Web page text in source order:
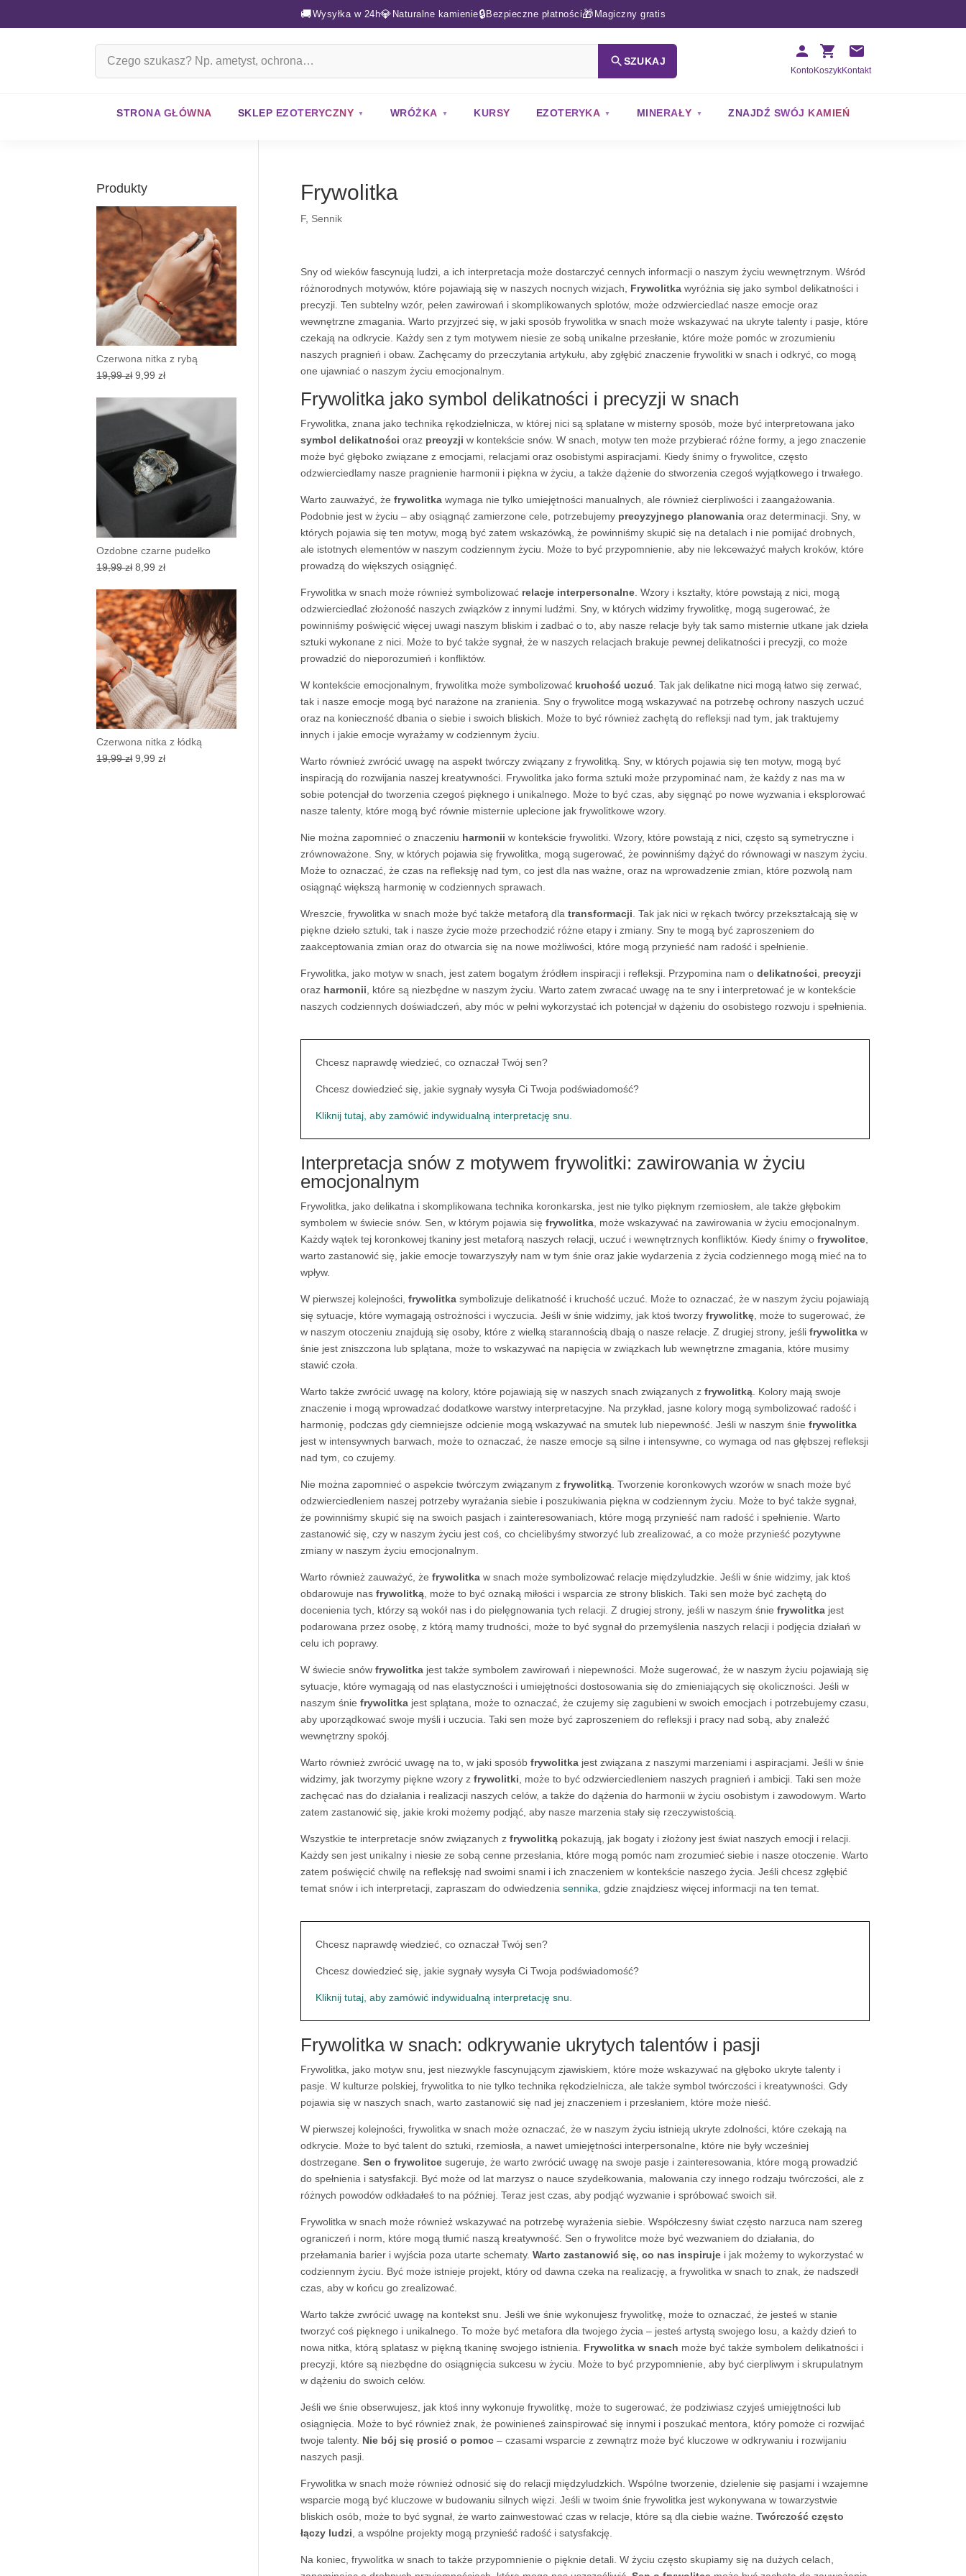
🚚Wysyłka w 24h💎 Naturalne kamienie🔒 Bezpieczne płatności🎁 Magiczny gratis
SZUKAJ
KontoKoszykKontakt
STRONA GŁÓWNA SKLEP EZOTERYCZNY WRÓŻKA KURSY EZOTERYKA MINERAŁY ZNAJDŹ SWÓJ KAMIEŃ
Frywolitka
F, Sennik
Sny od wieków fascynują ludzi, a ich interpretacja może dostarczyć cennych informacji o naszym życiu wewnętrznym. Wśród
różnorodnych motywów, które pojawiają się w naszych nocnych wizjach, Frywolitkawyróżnia się jako symbol delikatności i
precyzji. Ten subtelny wzór, pełen zawirowań i skomplikowanych splotów, może odzwierciedlać nasze emocje oraz
wewnętrzne zmagania. Warto przyjrzeć się, w jaki sposób frywolitka w snach może wskazywać na ukryte talenty i pasje, które
czekają na odkrycie. Każdy sen z tym motywem niesie ze sobą unikalne przesłanie, które może pomóc w zrozumieniu
naszych pragnień i obaw. Zachęcamy do przeczytania artykułu, aby zgłębić znaczenie frywolitki w snach i odkryć, co mogą
one ujawniać o naszym życiu emocjonalnym.
Frywolitka jako symbol delikatności i precyzji w snach
Frywolitka, znana jako technika rękodzielnicza, w której nici są splatane w misterny sposób, może być interpretowana jako
symbol delikatności oraz precyzji w kontekście snów. W snach, motyw ten może przybierać różne formy, a jego znaczenie
może być głęboko związane z emocjami, relacjami oraz osobistymi aspiracjami. Kiedy śnimy o frywolitce, często
odzwierciedlamy nasze pragnienie harmonii i piękna w życiu, a także dążenie do stworzenia czegoś wyjątkowego i trwałego.
Warto zauważyć, że frywolitkawymaga nie tylko umiejętności manualnych, ale również cierpliwości i zaangażowania.
Podobnie jest w życiu – aby osiągnąć zamierzone cele, potrzebujemy precyzyjnego planowaniaoraz determinacji. Sny, w
których pojawia się ten motyw, mogą być zatem wskazówką, że powinniśmy skupić się na detalach i nie pomijać drobnych,
ale istotnych elementów w naszym codziennym życiu. Może to być przypomnienie, aby nie lekceważyć małych kroków, które
prowadzą do większych osiągnięć.
Frywolitka w snach może również symbolizować relacje interpersonalne. Wzory i kształty, które powstają z nici, mogą
odzwierciedlać złożoność naszych związków z innymi ludźmi. Sny, w których widzimy frywolitkę, mogą sugerować, że
powinniśmy poświęcić więcej uwagi naszym bliskim i zadbać o to, aby nasze relacje były tak samo misternie utkane jak dzieła
sztuki wykonane z nici. Może to być także sygnał, że w naszych relacjach brakuje pewnej delikatności i precyzji, co może
prowadzić do nieporozumień i konfliktów.
W kontekście emocjonalnym, frywolitka może symbolizować kruchość uczuć. Tak jak delikatne nici mogą łatwo się zerwać,
tak i nasze emocje mogą być narażone na zranienia. Sny o frywolitce mogą wskazywać na potrzebę ochrony naszych uczuć
oraz na konieczność dbania o siebie i swoich bliskich. Może to być również zachętą do refleksji nad tym, jak traktujemy
innych i jakie emocje wyrażamy w codziennym życiu.
Warto również zwrócić uwagę na aspekt twórczy związany z frywolitką. Sny, w których pojawia się ten motyw, mogą być
inspiracją do rozwijania naszej kreatywności. Frywolitka jako forma sztuki może przypominać nam, że każdy z nas ma w
sobie potencjał do tworzenia czegoś pięknego i unikalnego. Może to być czas, aby sięgnąć po nowe wyzwania i eksplorować
nasze talenty, które mogą być równie misternie uplecione jak frywolitkowe wzory.
Nie można zapomnieć o znaczeniu harmonii w kontekście frywolitki. Wzory, które powstają z nici, często są symetryczne i
zrównoważone. Sny, w których pojawia się frywolitka, mogą sugerować, że powinniśmy dążyć do równowagi w naszym życiu.
Może to oznaczać, że czas na refleksję nad tym, co jest dla nas ważne, oraz na wprowadzenie zmian, które pozwolą nam
osiągnąć większą harmonię w codziennych sprawach.
Wreszcie, frywolitka w snach może być także metaforą dla transformacji . Tak jak nici w rękach twórcy przekształcają się w
piękne dzieło sztuki, tak i nasze życie może przechodzić różne etapy i zmiany. Sny te mogą być zaproszeniem do
zaakceptowania zmian oraz do otwarcia się na nowe możliwości, które mogą przynieść nam radość i spełnienie.
Frywolitka, jako motyw w snach, jest zatem bogatym źródłem inspiracji i refleksji. Przypomina nam o delikatności
precyzji
oraz harmonii , które są niezbędne w naszym życiu. Warto zatem zwracać uwagę na te sny i interpretować je w kontekście
naszych codziennych doświadczeń, aby móc w pełni wykorzystać ich potencjał w dążeniu do osobistego rozwoju i spełnienia.
Chcesz naprawdę wiedzieć, co oznaczał Twój sen?
Chcesz dowiedzieć się, jakie sygnały wysyła Ci Twoja podświadomość?
Kliknij tutaj, aby zamówić indywidualną interpretację snu.
Interpretacja snów z motywem frywolitki: zawirowania w życiu
emocjonalnym
Frywolitka, jako delikatna i skomplikowana technika koronkarska, jest nie tylko pięknym rzemiosłem, ale także głębokim
symbolem w świecie snów. Sen, w którym pojawia się frywolitka, może wskazywać na zawirowania w życiu emocjonalnym.
Każdy wątek tej koronkowej tkaniny jest metaforą naszych relacji, uczuć i wewnętrznych konfliktów. Kiedy śnimy o frywolitce,
warto zastanowić się, jakie emocje towarzyszyły nam w tym śnie oraz jakie wydarzenia z życia codziennego mogą mieć na to
wpływ.
W pierwszej kolejności, frywolitkasymbolizuje delikatność i kruchość uczuć. Może to oznaczać, że w naszym życiu pojawiają
się sytuacje, które wymagają ostrożności i wyczucia. Jeśli w śnie widzimy, jak ktoś tworzy frywolitkę, może to sugerować, że
w naszym otoczeniu znajdują się osoby, które z wielką starannością dbają o nasze relacje. Z drugiej strony, jeśli frywolitkaw
śnie jest zniszczona lub splątana, może to wskazywać na napięcia w związkach lub wewnętrzne zmagania, które musimy
stawić czoła.
Warto także zwrócić uwagę na kolory, które pojawiają się w naszych snach związanych z frywolitką. Kolory mają swoje
znaczenie i mogą wprowadzać dodatkowe warstwy interpretacyjne. Na przykład, jasne kolory mogą symbolizować radość i
harmonię, podczas gdy ciemniejsze odcienie mogą wskazywać na smutek lub niepewność. Jeśli w naszym śnie frywolitka
jest w intensywnych barwach, może to oznaczać, że nasze emocje są silne i intensywne, co wymaga od nas głębszej refleksji
nad tym, co czujemy.
Nie można zapomnieć o aspekcie twórczym związanym z frywolitką. Tworzenie koronkowych wzorów w snach może być
odzwierciedleniem naszej potrzeby wyrażania siebie i poszukiwania piękna w codziennym życiu. Może to być także sygnał,
że powinniśmy skupić się na swoich pasjach i zainteresowaniach, które mogą przynieść nam radość i spełnienie. Warto
zastanowić się, czy w naszym życiu jest coś, co chcielibyśmy stworzyć lub zrealizować, a co może przynieść pozytywne
zmiany w naszym życiu emocjonalnym.
Warto również zauważyć, że frywolitkaw snach może symbolizować relacje międzyludzkie. Jeśli w śnie widzimy, jak ktoś
obdarowuje nas frywolitką, może to być oznaką miłości i wsparcia ze strony bliskich. Taki sen może być zachętą do
docenienia tych, którzy są wokół nas i do pielęgnowania tych relacji. Z drugiej strony, jeśli w naszym śnie frywolitkajest
podarowana przez osobę, z którą mamy trudności, może to być sygnał do przemyślenia naszych relacji i podjęcia działań w
celu ich poprawy.
W świecie snów frywolitkajest także symbolem zawirowań i niepewności. Może sugerować, że w naszym życiu pojawiają się
sytuacje, które wymagają od nas elastyczności i umiejętności dostosowania się do zmieniających się okoliczności. Jeśli w
naszym śnie frywolitkajest splątana, może to oznaczać, że czujemy się zagubieni w swoich emocjach i potrzebujemy czasu,
aby uporządkować swoje myśli i uczucia. Taki sen może być zaproszeniem do refleksji i pracy nad sobą, aby znaleźć
wewnętrzny spokój.
Warto również zwrócić uwagę na to, w jaki sposób frywolitkajest związana z naszymi marzeniami i aspiracjami. Jeśli w śnie
widzimy, jak tworzymy piękne wzory z frywolitki , może to być odzwierciedleniem naszych pragnień i ambicji. Taki sen może
zachęcać nas do działania i realizacji naszych celów, a także do dążenia do harmonii w życiu osobistym i zawodowym. Warto
zatem zastanowić się, jakie kroki możemy podjąć, aby nasze marzenia stały się rzeczywistością.
Wszystkie te interpretacje snów związanych z frywolitkąpokazują, jak bogaty i złożony jest świat naszych emocji i relacji.
Każdy sen jest unikalny i niesie ze sobą cenne przesłania, które mogą pomóc nam zrozumieć siebie i nasze otoczenie. Warto
zatem poświęcić chwilę na refleksję nad swoimi snami i ich znaczeniem w kontekście naszego życia. Jeśli chcesz zgłębić
temat snów i ich interpretacji, zapraszam do odwiedzenia sennika , gdzie znajdziesz więcej informacji na ten temat.
Chcesz naprawdę wiedzieć, co oznaczał Twój sen?
Chcesz dowiedzieć się, jakie sygnały wysyła Ci Twoja podświadomość?
Kliknij tutaj, aby zamówić indywidualną interpretację snu.
Frywolitka w snach: odkrywanie ukrytych talentów i pasji
Frywolitka, jako motyw snu, jest niezwykle fascynującym zjawiskiem, które może wskazywać na głęboko ukryte talenty i
pasje. W kulturze polskiej, frywolitka to nie tylko technika rękodzielnicza, ale także symbol twórczości i kreatywności. Gdy
pojawia się w naszych snach, warto zastanowić się nad jej znaczeniem i przesłaniem, które może nieść.
W pierwszej kolejności, frywolitka w snach może oznaczać, że w naszym życiu istnieją ukryte zdolności, które czekają na
odkrycie. Może to być talent do sztuki, rzemiosła, a nawet umiejętności interpersonalne, które nie były wcześniej
dostrzegane. Sen o frywolitcesugeruje, że warto zwrócić uwagę na swoje pasje i zainteresowania, które mogą prowadzić
do spełnienia i satysfakcji. Być może od lat marzysz o nauce szydełkowania, malowania czy innego rodzaju twórczości, ale z
różnych powodów odkładałeś to na później. Teraz jest czas, aby podjąć wyzwanie i spróbować swoich sił.
Frywolitka w snach może również wskazywać na potrzebę wyrażenia siebie. Współczesny świat często narzuca nam szereg
ograniczeń i norm, które mogą tłumić naszą kreatywność. Sen o frywolitce może być wezwaniem do działania, do
przełamania barier i wyjścia poza utarte schematy. Warto zastanowić się, co nas inspirujei jak możemy to wykorzystać w
codziennym życiu. Być może istnieje projekt, który od dawna czeka na realizację, a frywolitka w snach to znak, że nadszedł
czas, aby w końcu go zrealizować.
Warto także zwrócić uwagę na kontekst snu. Jeśli we śnie wykonujesz frywolitkę, może to oznaczać, że jesteś w stanie
tworzyć coś pięknego i unikalnego. To może być metafora dla twojego życia – jesteś artystą swojego losu, a każdy dzień to
nowa nitka, którą splatasz w piękną tkaninę swojego istnienia. Frywolitka w snach może być także symbolem delikatności i
precyzji, które są niezbędne do osiągnięcia sukcesu w życiu. Może to być przypomnienie, aby być cierpliwym i skrupulatnym
w dążeniu do swoich celów.
Jeśli we śnie obserwujesz, jak ktoś inny wykonuje frywolitkę, może to sugerować, że podziwiasz czyjeś umiejętności lub
osiągnięcia. Może to być również znak, że powinieneś zainspirować się innymi i poszukać mentora, który pomoże ci rozwijać
twoje talenty. Nie bój się prosić o pomoc– czasami wsparcie z zewnątrz może być kluczowe w odkrywaniu i rozwijaniu
naszych pasji.
Frywolitka w snach może również odnosić się do relacji międzyludzkich. Wspólne tworzenie, dzielenie się pasjami i wzajemne
wsparcie mogą być kluczowe w budowaniu silnych więzi. Jeśli w twoim śnie frywolitka jest wykonywana w towarzystwie
bliskich osób, może to być sygnał, że warto zainwestować czas w relacje, które są dla ciebie ważne. Twórczość często
łączy ludzi , a wspólne projekty mogą przynieść radość i satysfakcję.
Na koniec, frywolitka w snach to także przypomnienie o pięknie detali. W życiu często skupiamy się na dużych celach,
Produkty
Czerwona nitka z rybą
19,99zł Pierwotna
wynosiła:
19,99 zł.
9,99złAktualna
9,99 zł.
Ozdobne czarne pudełko
19,99zł Pierwotna
wynosiła:
19,99 zł.
8,99złAktualna
wynosi:
8,99 zł.
Czerwona nitka z łódką
19,99zł Pierwotna
9,99złAktualna